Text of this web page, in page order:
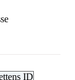
ID